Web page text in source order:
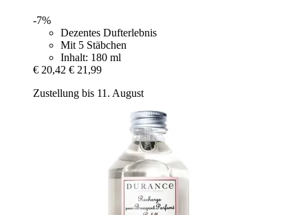
-7%
Dezentes Dufterlebnis
Mit 5 Stäbchen
Inhalt: 180 ml
€ 20,42 € 21,99
Zustellung bis 11. August